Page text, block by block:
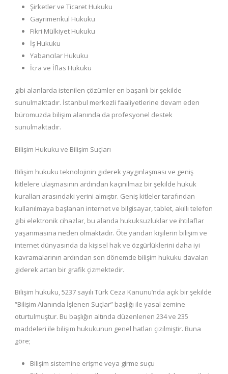
Şirketler ve Ticaret Hukuku
Gayrimenkul Hukuku
Fikri Mülkiyet Hukuku
İş Hukuku
Yabancılar Hukuku
İcra ve İflas Hukuku
gibi alanlarda istenilen çözümler en başarılı bir şekilde
sunulmaktadır. İstanbul merkezli faaliyetlerine devam eden
büromuzda bilişim alanında da profesyonel destek
sunulmaktadır.
Bilişim Hukuku ve Bilişim Suçları
Bilişim hukuku teknolojinin giderek yaygınlaşması ve geniş
kitlelere ulaşmasının ardından kaçınılmaz bir şekilde hukuk
kuralları arasındaki yerini almıştır. Geniş kitleler tarafından
kullanılmaya başlanan internet ve bilgisayar, tablet, akıllı telefon
gibi elektronik cihazlar, bu alanda hukuksuzluklar ve ihtilaflar
yaşanmasına neden olmaktadır. Öte yandan kişilerin bilişim ve
internet dünyasında da kişisel hak ve özgürlüklerini daha iyi
kavramalarının ardından son dönemde bilişim hukuku davaları
giderek artan bir grafik çizmektedir.
Bilişim hukuku, 5237 sayılı Türk Ceza Kanunu’nda açık bir şekilde
“Bilişim Alanında İşlenen Suçlar” başlığı ile yasal zemine
oturtulmuştur. Bu başlığın altında düzenlenen 234 ve 235
maddeleri ile bilişim hukukunun genel hatları çizilmiştir. Buna
göre;
Bilişim sistemine erişme veya girme suçu